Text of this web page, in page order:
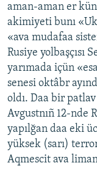
aman-aman er
akimiyeti bunı
«ava mudafaa
Rusiye yolbaşçısı
yarımada içün
senesi oktâbr
oldı. Daa bir
Avgustnıñ 12-nde
yapılğan daa eki
yüksek (sarı)
Aqmescit ava